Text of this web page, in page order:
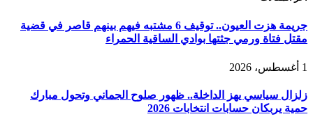
جريمة هزت العيون.. توقيف 6 مشتبه فيهم بينهم قاصر في قضية
مقتل فتاة ورمي جثتها بوادي الساقية الحمراء
1 أغسطس، 2026
زلزال سياسي يهز الداخلة.. ظهور صلوح الجماني وتحول مبارك
حمية يربكان حسابات انتخابات 2026